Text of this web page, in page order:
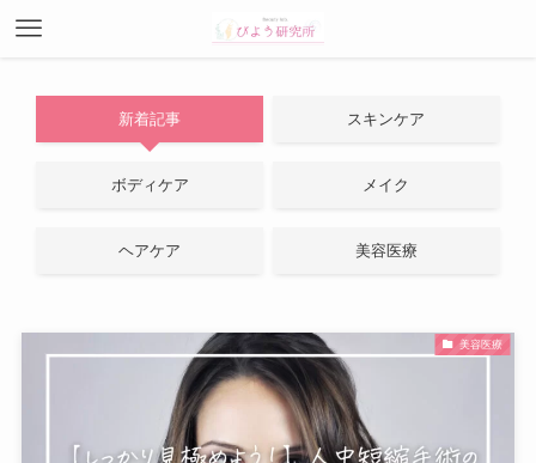
新着記事 スキンケア
ボディケア メイク
ヘアケア 美容医療
美容医療